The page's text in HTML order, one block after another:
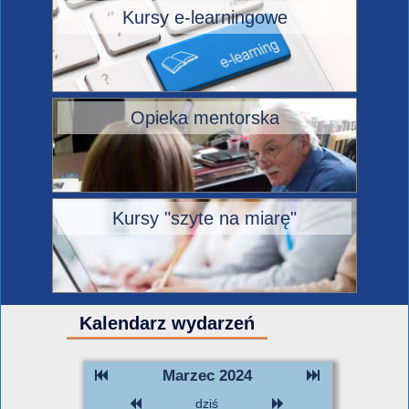
Kursy e-learningowe
Opieka mentorska
Kursy "szyte na miarę"
Kalendarz wydarzeń
Marzec 2024
dziś